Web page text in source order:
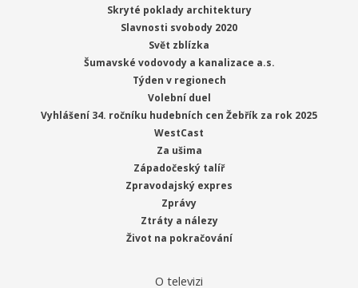
Skryté poklady architektury
Slavnosti svobody 2020
Svět zblízka
Šumavské vodovody a kanalizace a.s.
Týden v regionech
Volební duel
Vyhlášení 34. ročníku hudebních cen Žebřík za rok 2025
WestCast
Za ušima
Západočeský talíř
Zpravodajský expres
Zprávy
Ztráty a nálezy
Život na pokračování
O televizi